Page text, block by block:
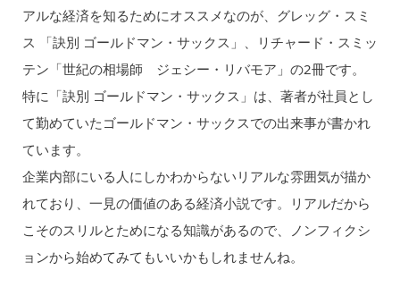
アルな経済を知るためにオススメなのが、グレッグ・スミ
ス 「訣別 ゴールドマン・サックス」、リチャード・スミッ
テン「世紀の相場師 ジェシー・リバモア」の2冊です。
特に「訣別 ゴールドマン・サックス」は、著者が社員とし
て勤めていたゴールドマン・サックスでの出来事が書かれ
ています。
企業内部にいる人にしかわからないリアルな雰囲気が描か
れており、一見の価値のある経済小説です。リアルだから
こそのスリルとためになる知識があるので、ノンフィクシ
ョンから始めてみてもいいかもしれませんね。